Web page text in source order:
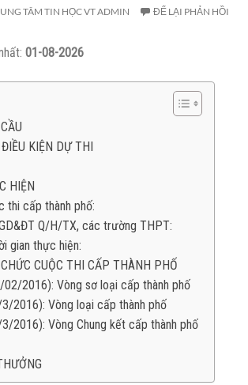
TÂM TIN HỌC VT ADMIN ĐỂ LẠI PHẢN HỒI
01-08-2026
KIỆN DỰ THI
HIỆN
thi cấp thành phố:
Q/H/TX, các trường THPT:
gian thực hiện:
CUỘC THI CẤP THÀNH PHỐ
2016): Vòng sơ loại cấp thành phố
2016): Vòng loại cấp thành phố
2016): Vòng Chung kết cấp thành phố